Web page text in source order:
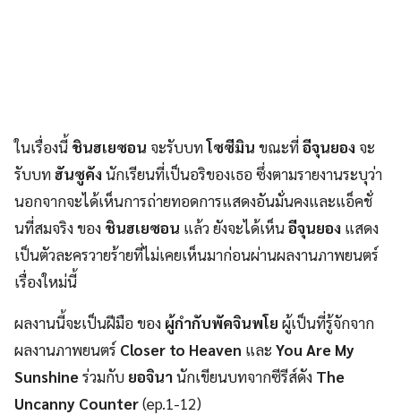
ในเรื่องนี้ ชินฮเยซอน จะรับบทโซซีมิน ขณะที่อีจุนยอง จะ
รับบทฮันซูคังนักเรียนที่เป็นอริของเธอ ซึ่งตามรายงานระบุว่า
นอกจากจะได้เห็นการถ่ายทอดการแสดงอันมั่นคงและแอ็คชั่
นที่สมจริง ของ ชินฮเยซอน แล้ว ยังจะได้เห็นอีจุนยอง แสดง
เป็นตัวละครวายร้ายที่ไม่เคยเห็นมาก่อนผ่านผลงานภาพยนตร์
เรื่องใหม่นี้
ผลงานนี้จะเป็นฝีมือ ของ ผู้กำกับพัคจินพโย ผู้เป็นที่รู้จักจาก
ผลงานภาพยนตร์ Closer to Heaven และ You Are My
Sunshineร่วมกับ ยอจินานักเขียนบทจากซีรีส์ดัง The
Uncanny Counter(ep.1-12)